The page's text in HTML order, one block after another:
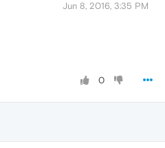
Jun 8, 2016, 3:35 PM
0